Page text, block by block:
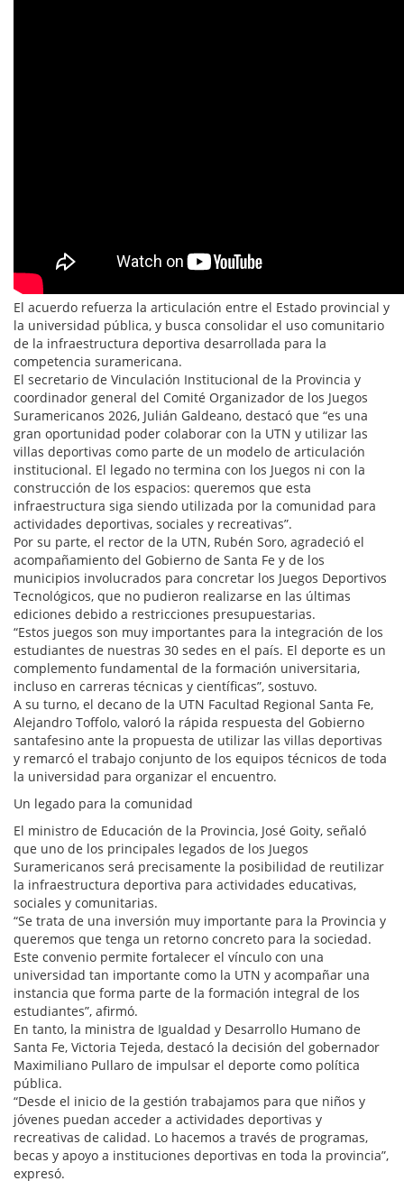
El acuerdo refuerza la articulación entre el Estado provincial y
la universidad pública, y busca consolidar el uso comunitario
de la infraestructura deportiva desarrollada para la
competencia suramericana.
El secretario de Vinculación Institucional de la Provincia y
coordinador general del Comité Organizador de los Juegos
Suramericanos 2026, Julián Galdeano, destacó que “es una
gran oportunidad poder colaborar con la UTN y utilizar las
villas deportivas como parte de un modelo de articulación
institucional. El legado no termina con los Juegos ni con la
construcción de los espacios: queremos que esta
infraestructura siga siendo utilizada por la comunidad para
actividades deportivas, sociales y recreativas”.
Por su parte, el rector de la UTN, Rubén Soro, agradeció el
acompañamiento del Gobierno de Santa Fe y de los
municipios involucrados para concretar los Juegos Deportivos
Tecnológicos, que no pudieron realizarse en las últimas
ediciones debido a restricciones presupuestarias.
“Estos juegos son muy importantes para la integración de los
estudiantes de nuestras 30 sedes en el país. El deporte es un
complemento fundamental de la formación universitaria,
incluso en carreras técnicas y científicas”, sostuvo.
A su turno, el decano de la UTN Facultad Regional Santa Fe,
Alejandro Toffolo, valoró la rápida respuesta del Gobierno
santafesino ante la propuesta de utilizar las villas deportivas
y remarcó el trabajo conjunto de los equipos técnicos de toda
la universidad para organizar el encuentro.
Un legado para la comunidad
El ministro de Educación de la Provincia, José Goity, señaló
que uno de los principales legados de los Juegos
Suramericanos será precisamente la posibilidad de reutilizar
la infraestructura deportiva para actividades educativas,
sociales y comunitarias.
“Se trata de una inversión muy importante para la Provincia y
queremos que tenga un retorno concreto para la sociedad.
Este convenio permite fortalecer el vínculo con una
universidad tan importante como la UTN y acompañar una
instancia que forma parte de la formación integral de los
estudiantes”, afirmó.
En tanto, la ministra de Igualdad y Desarrollo Humano de
Santa Fe, Victoria Tejeda, destacó la decisión del gobernador
Maximiliano Pullaro de impulsar el deporte como política
pública.
“Desde el inicio de la gestión trabajamos para que niños y
jóvenes puedan acceder a actividades deportivas y
recreativas de calidad. Lo hacemos a través de programas,
becas y apoyo a instituciones deportivas en toda la provincia”,
expresó.